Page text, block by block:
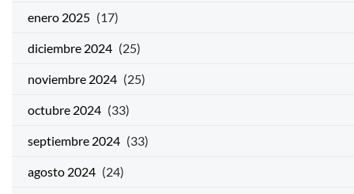
enero 2025 (17)
diciembre 2024 (25)
noviembre 2024 (25)
octubre 2024 (33)
septiembre 2024 (33)
agosto 2024 (24)